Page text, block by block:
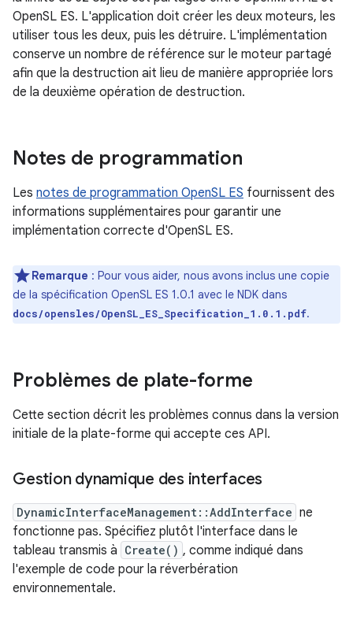
OpenSL ES. L'application doit créer les deux moteurs, les
utiliser tous les deux, puis les détruire. L'implémentation
conserve un nombre de référence sur le moteur partagé
afin que la destruction ait lieu de manière appropriée lors
de la deuxième opération de destruction.
Notes de programmation
Les notes de programmation OpenSL ES fournissent des
informations supplémentaires pour garantir une
implémentation correcte d'OpenSL ES.
Remarque : Pour vous aider, nous avons inclus une copie
de la spécification OpenSL ES 1.0.1 avec le NDK dans
docs/opensles/OpenSL_ES_Specification_1.0.1.pdf.
Problèmes de plate-forme
Cette section décrit les problèmes connus dans la version
initiale de la plate-forme qui accepte ces API.
Gestion dynamique des interfaces
DynamicInterfaceManagement::AddInterface ne
fonctionne pas. Spécifiez plutôt l'interface dans le
tableau transmis à Create() , comme indiqué dans
l'exemple de code pour la réverbération
environnementale.